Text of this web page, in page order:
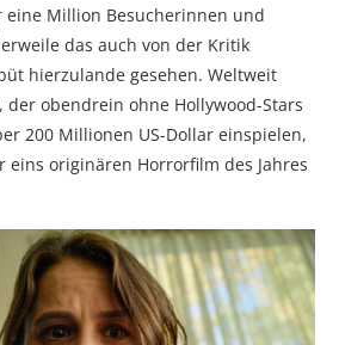
eine Million Besucherinnen und
das auch von der Kritik
hierzulande gesehen. Weltweit
der obendrein ohne Hollywood-Stars
200 Millionen US-Dollar einspielen,
eins originären Horrorfilm des Jahres